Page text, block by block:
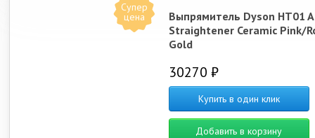
Супер
цена
Выпрямитель Dyson HT01
Straightener Ceramic Pink/
Gold
30270 ₽
Купить в один клик
Добавить в корзину